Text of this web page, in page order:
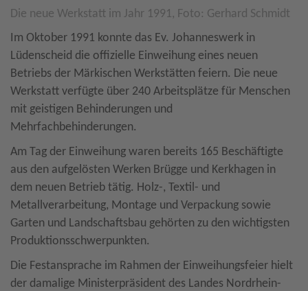
Die neue Werkstatt im Jahr 1991, Foto: Gerhard Schmidt
Im Oktober 1991 konnte das Ev. Johanneswerk in
Lüdenscheid die offizielle Einweihung eines neuen
Betriebs der Märkischen Werkstätten feiern. Die neue
Werkstatt verfügte über 240 Arbeitsplätze für Menschen
mit geistigen Behinderungen und
Mehrfachbehinderungen.
Am Tag der Einweihung waren bereits 165 Beschäftigte
aus den aufgelösten Werken Brügge und Kerkhagen in
dem neuen Betrieb tätig. Holz-, Textil- und
Metallverarbeitung, Montage und Verpackung sowie
Garten und Landschaftsbau gehörten zu den wichtigsten
Produktionsschwerpunkten.
Die Festansprache im Rahmen der Einweihungsfeier hielt
der damalige Ministerpräsident des Landes Nordrhein-